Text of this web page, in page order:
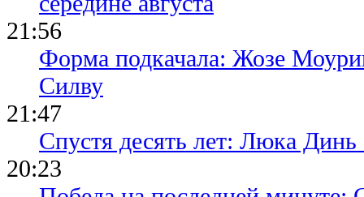
21:56
Форма подкачала: Жозе
Силву
21:47
Спустя десять лет: Люка
20:23